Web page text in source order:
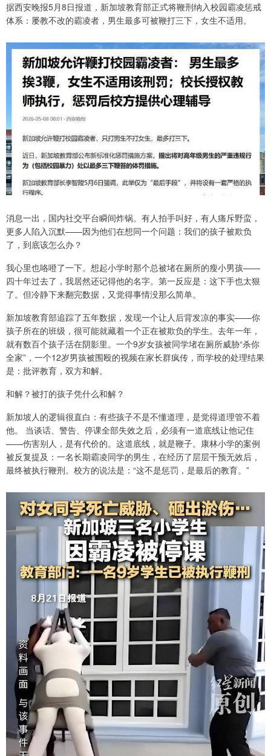
据西安晚报5月8日报道，新加坡教育部正式将鞭刑纳入校园霸凌惩戒
体系：屡教不改的霸凌者，男生最多可被鞭打三下，女生不适用。
消息一出，国内社交平台瞬间炸锅。有人拍手叫好，有人痛斥野蛮，
更多人陷入沉默——因为他们在想同一个问题：我们的孩子被欺负
了，到底该怎么办？
我心里也咯噔了一下。想起小学时那个总被堵在厕所的瘦小男孩——
四十年过去了，我居然还记得他的名字。第一反应是：这下手也太狠
了。但冷静下来翻完数据，又觉得事情没那么简单。
新加坡教育部追踪了五年数据，发现一个让人后背发凉的事实——你
孩子所在的班级，很可能就藏着一个正在被欺负的学生。去年一年，
就有数百个孩子活在阴影里。一个9岁女孩被同学堵在厕所威胁“杀你
全家”，一个12岁男孩被围殴的视频在家长群疯传，而学校的处理结果
是：批评教育，双方和解。
和解？被打的孩子凭什么和解？
新加坡人的逻辑很直白：有些孩子不是不懂道理，是觉得道理管不着
他。 当谈话、警告、停课全部失效之后，必须有一道底线让他记住
——伤害别人，是有代价的。这道底线，就是鞭子。康林小学的案例
被反复提及：一名长期霸凌同学的男生，在经历了层层干预无效后，
最终被执行鞭刑。校方的说法是：“这不是惩罚，是最后的教育。”